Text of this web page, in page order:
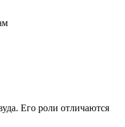
Его роли отличаются